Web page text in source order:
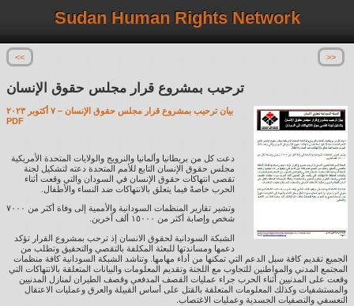
Sudan Human Rights Network
<< >>
ترحيب بمشروع قرار مجلس حقوق الإنسان
بيان ترحيب بمشروع قرار مجلس حقوق الإنسان – ٧ أكتوبر ٢٠٢٣
PDF
دعت كل من بريطانيا وألمانيا والنرويج والولايات المتحدة الأمريكية
مجلس حقوق الإنسان التابع للأمم المتحدة دعته لتشكيل لجنة
تقصى انتهاكات حقوق الإنسان في السودان والتي وقعت أثناء
الحرب خاصةً فيما يتعلق بالانتهاكات ضد النساء والأطفال.
وتشير تقارير المنظمات السودانية والأممية إلى وفاة أكثر من ٧٠٠٠
شخص وإصابة أكثر من ١٥٠٠٠ ألف آخرين.
الشبكة السودانية لحقوق الانسان إذ ترحب بمشروع القرار تؤكد
دعمها ومساندتها للبعثة المكلفة بالتقصي والتحقيق وتطلب من
الجميع تقديم كافة سبل الدعم التي تمكنها من أداء مهامها. وتناشد الشبكة السودانية كافة منظمات
المجتمع المدني والمواطنين للتجاوب مع اللجنة وتقديم المعلومات والبيانات المتعلقة بالانتهاكات التي
وقعت على المدنيين أثناء الحرب جراء عمليات القصف المدفعي وقصف الطيران لمنازل المدنيين
والمستشفيات وكذلك المعلومات المتعلقة بالقتل على أساس القبيلة والعرق وعمليات الاعتقال
التعسفي والتصفيات الجسدية وعمليات الاغتصاب.